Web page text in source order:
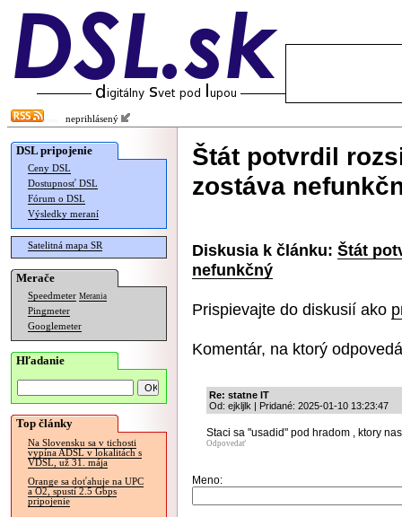
neprihlásený
DSL pripojenie
Ceny DSL
Dostupnosť DSL
Fórum o DSL
Výsledky meraní
Satelitná mapa SR
Merače
Speedmeter Merania
Pingmeter
Googlemeter
Hľadanie
Top články
Na Slovensku sa v tichosti
vypína ADSL v lokalitách s
VDSL, už 31. mája
Orange sa doťahuje na UPC
a O2, spustí 2.5 Gbps
pripojenie
Štát potvrdil
zostáva
Diskusia k článku: Štát
nefunkčný
Prispievajte do diskusií ako
Komentár, na ktorý
Re: statne IT
Od: ejkljlk | Pridané: 2025-01-10 13:23:47
Staci sa "usadid" pod hradom , ktory
Odpovedať
Meno: